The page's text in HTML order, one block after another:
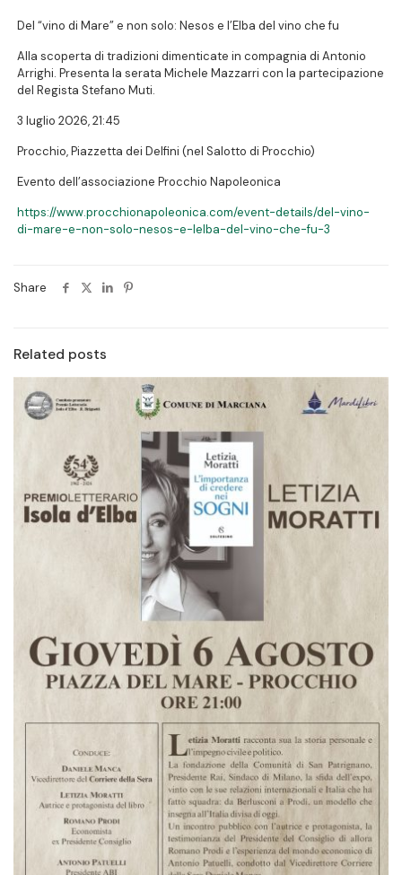
Del “vino di Mare” e non solo: Nesos e l’Elba del vino che fu
Alla scoperta di tradizioni dimenticate in compagnia di Antonio
Arrighi. Presenta la serata Michele Mazzarri con la partecipazione
del Regista Stefano Muti.
3 luglio 2026, 21:45
Procchio, Piazzetta dei Delfini (nel Salotto di Procchio)
Evento dell’associazione Procchio Napoleonica
https://www.procchionapoleonica.com/event-details/del-vino-
di-mare-e-non-solo-nesos-e-lelba-del-vino-che-fu-3
Share
Related posts